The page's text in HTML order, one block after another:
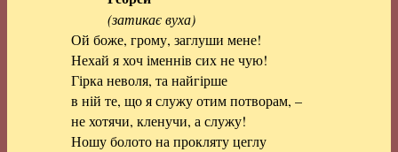
(затикає вуха)
Ой боже, грому, заглуши мене!
Нехай я хоч іменнів сих не чую!
Гірка неволя, та найгірше
в ній те, що я служу отим потворам, –
не хотячи, кленучи, а служу!
Ношу болото на прокляту цеглу